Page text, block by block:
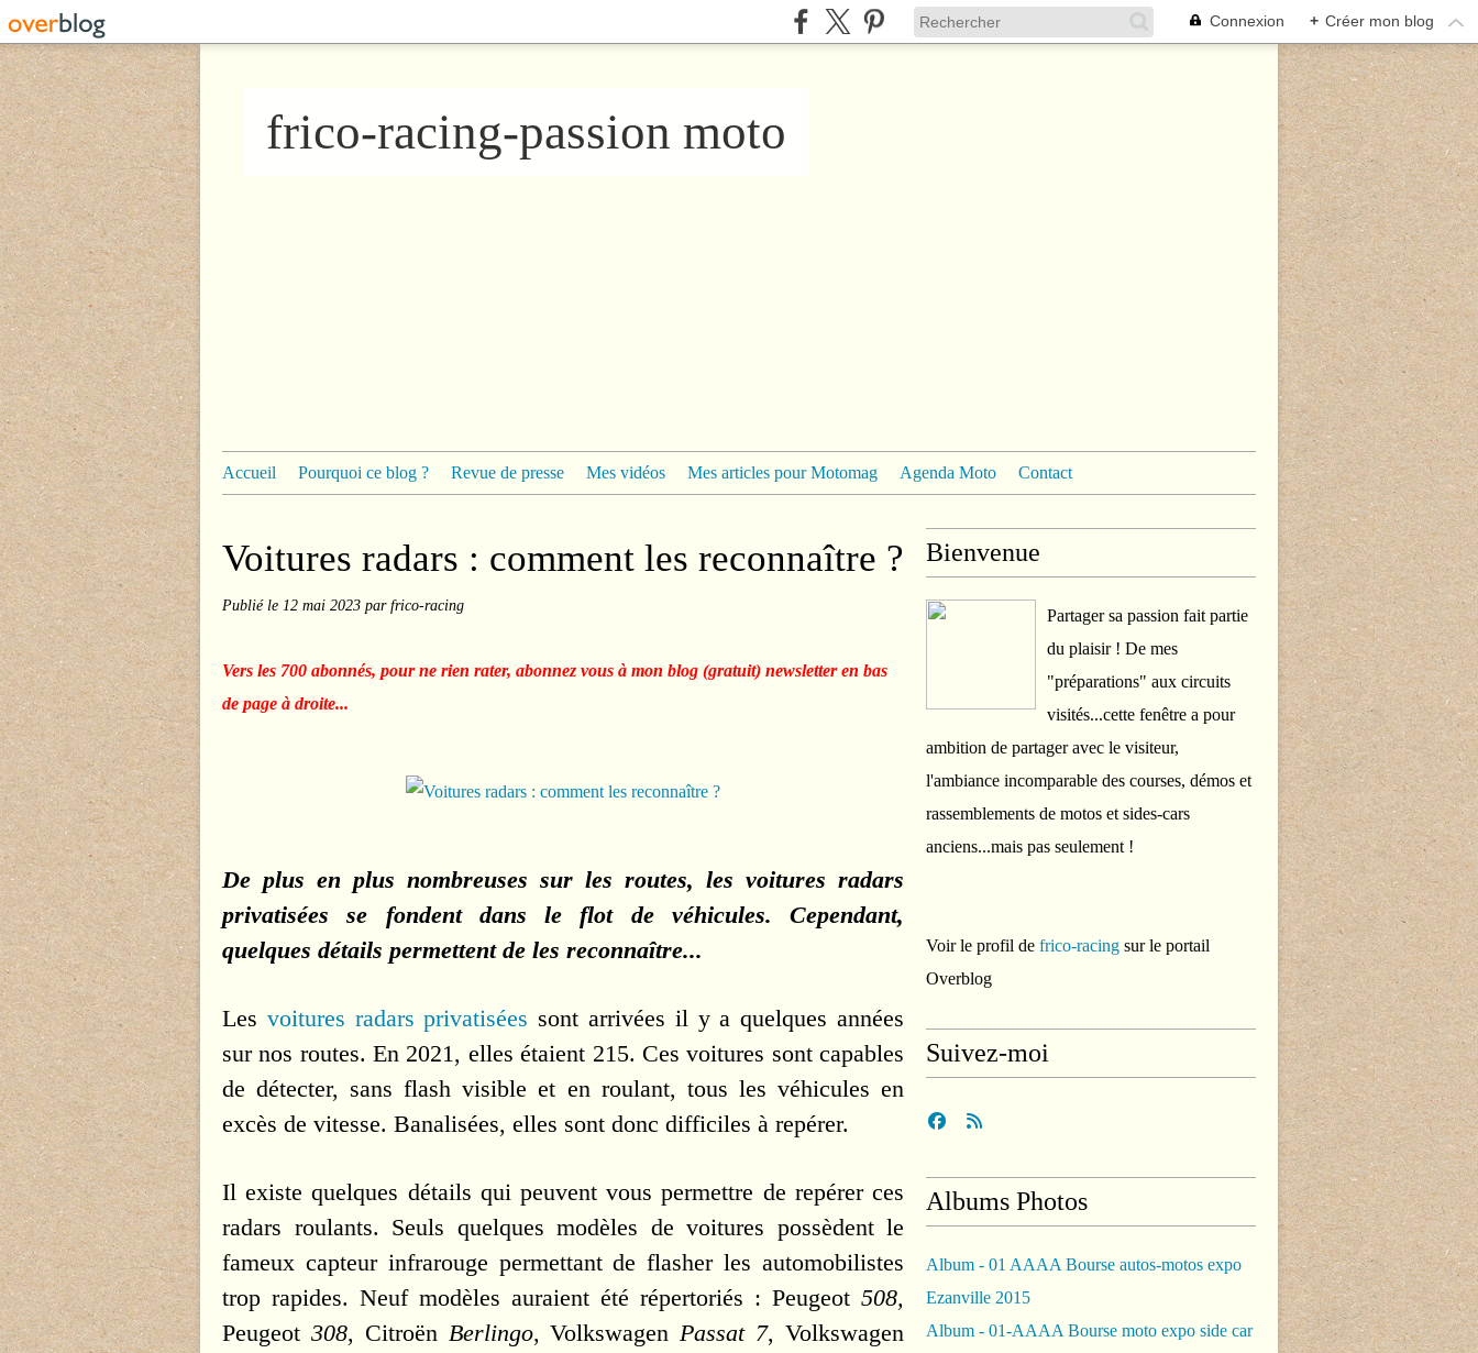
Connexion + Créer mon blog
frico-racing-passion moto
Accueil Pourquoi ce blog ? Revue de presse Mes vidéos Mes articles pour Motomag Agenda Moto Contact
Voitures radars : comment les reconnaître ?
Publié le 12 mai 2023 par frico-racing
Vers les 700 abonnés, pour ne rien rater, abonnez vous à mon blog (gratuit) newsletter en bas
de page à droite...
De plus en plus nombreuses sur les routes, les voitures radars
privatisées se fondent dans le flot de véhicules. Cependant,
quelques détails permettent de les reconnaître...
Les voitures radars privatisées sont arrivées il y a quelques années
sur nos routes. En 2021, elles étaient 215. Ces voitures sont capables
de détecter, sans flash visible et en roulant, tous les véhicules en
excès de vitesse. Banalisées, elles sont donc difficiles à repérer.
Il existe quelques détails qui peuvent vous permettre de repérer ces
radars roulants. Seuls quelques modèles de voitures possèdent le
fameux capteur infrarouge permettant de flasher les automobilistes
trop rapides. Neuf modèles auraient été répertoriés : Peugeot 508,
Peugeot 308, Citroën Berlingo, VolkswagenPassat 7, Volkswagen
Bienvenue
Partager sa passion fait partie
du plaisir ! De mes
"préparations" aux circuits
visités...cette fenêtre a pour
ambition de partager avec le visiteur,
l'ambiance incomparable des courses, démos et
rassemblements de motos et sides-cars
anciens...mais pas seulement !
Voir le profil de frico-racing sur le portail
Overblog
Suivez-moi
Albums Photos
Album - 01 AAAA Bourse autos-motos expo
Ezanville 2015
Album - 01-AAAA Bourse moto expo side car